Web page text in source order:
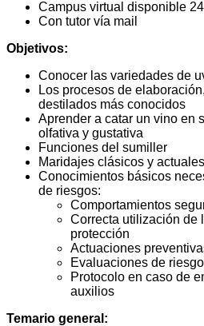
Campus virtual disponible
Con tutor vía mail
Objetivos:
Conocer las variedades de
Los procesos de
destilados más conocidos
Aprender a catar un vino en
olfativa y gustativa
Funciones del sumiller
Maridajes clásicos y actuales
Conocimientos básicos
de riesgos:
Comportamientos
Correcta utilización de
protección
Actuaciones
Evaluaciones de
Protocolo en caso de
auxilios
Temario general: